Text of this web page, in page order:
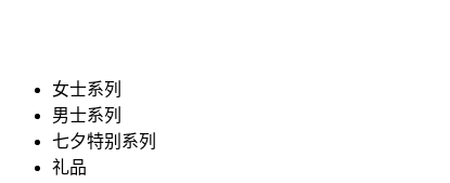
女士系列
男士系列
七夕特别系列
礼品